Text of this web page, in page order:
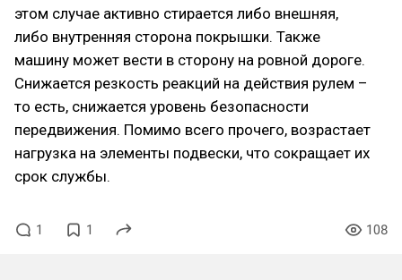
этом случае активно стирается либо внешняя,
либо внутренняя сторона покрышки. Также
машину может вести в сторону на ровной дороге.
Снижается резкость реакций на действия рулем –
то есть, снижается уровень безопасности
передвижения. Помимо всего прочего, возрастает
нагрузка на элементы подвески, что сокращает их
срок службы.
1 1 108